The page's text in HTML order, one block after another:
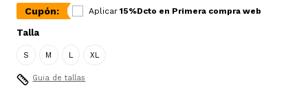
Cupón: Aplicar 15%Dcto en Primera compra web
Talla
S M L XL
Guia de tallas